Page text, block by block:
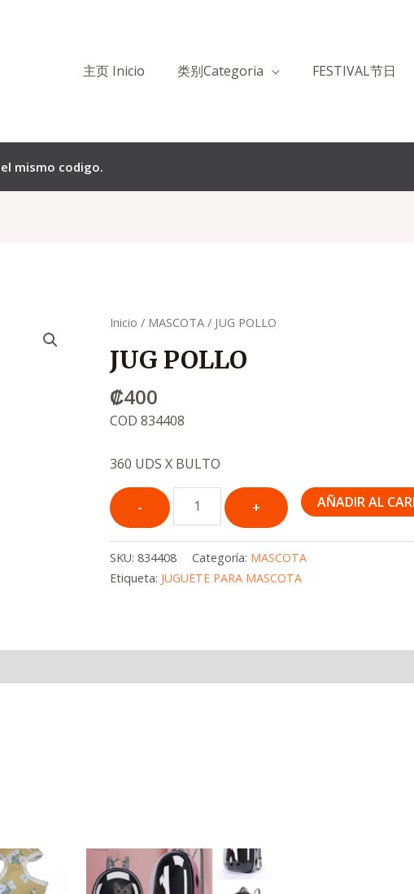
主页 Inicio 类别Categoria FESTIVAL节日
mismo codigo.
Inicio / MASCOTA / JUG POLLO
JUG POLLO
₡400
COD 834408
360 UDS X BULTO
Quantity
AÑADIR AL
SKU:834408 Categoría: MASCOTA
Etiqueta: JUGUETE PARA MASCOTA